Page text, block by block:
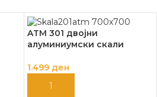
ATM 301 двојни
алуминиумски скали
1.499 ден
ДОДАЈ ВО КОШНИЦА